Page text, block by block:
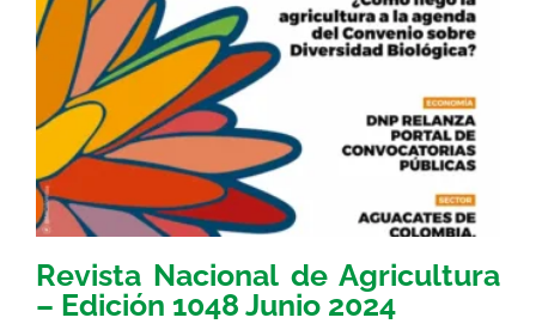
Revista Nacional de Agricultura
– Edición 1048 Junio 2024